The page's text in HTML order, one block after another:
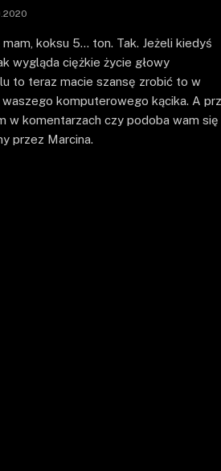
koksu 5… ton. Tak. Jeżeli kiedyś
wygląda ciężkie życie głowy
to teraz macie szansę zrobić to w
komputerowego kącika. A
w komentarzach czy podoba wam się
przez Marcina.